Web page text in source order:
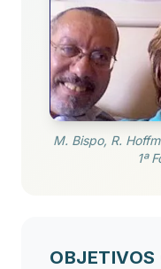
M. Bispo, R.
1ª
OBJETIVOS